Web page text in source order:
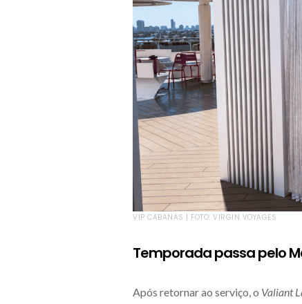
VIP CABANAS | FOTO: VIRGIN VOYAGES
Temporada passa pelo
Após retornar ao serviço, o Valiant